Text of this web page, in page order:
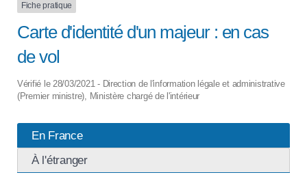
Fiche pratique
Carte d'identité d'un majeur : en cas
de vol
Vérifié le 28/03/2021 - Direction de l'information légale et administrative
(Premier ministre), Ministère chargé de l'intérieur
En France
À l'étranger